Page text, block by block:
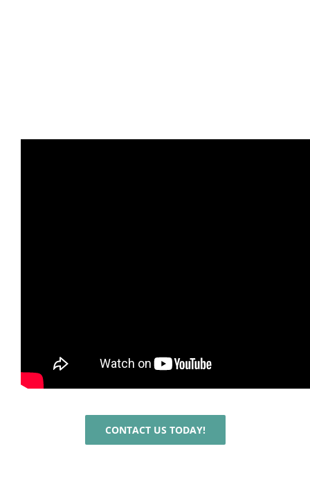
CONTACT US TODAY!